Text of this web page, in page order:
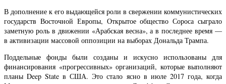
В дополнение к его выдающейся роли в свержении коммунистических
государств Восточной Европы, Открытое общество Сороса сыграло
заметную роль в движении «Арабская весна», а в последнее время —
в активизации массовой оппозиции на выборах Дональда Трампа.
Поддельные фонды были созданы и искусно использованы для
финансирования «прогрессивных» организаций, которые выполняют
планы Deep State в США. Это стало ясно в июле 2017 года, когда